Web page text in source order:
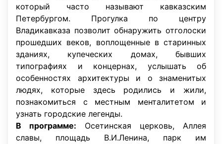
который часто называют кавказским
Петербургом. Прогулка по центру
Владикавказа позволит обнаружить отголоски
прошедших веков, воплощенные в старинных
зданиях, купеческих домах, бывших
типографиях и концернах, услышать об
особенностях архитектуры и о знаменитых
людях, которые здесь родились и жили,
познакомиться с местным менталитетом и
узнать городские легенды.
В программе: Осетинская церковь, Аллея
славы, площадь В.И.Ленина, парк им